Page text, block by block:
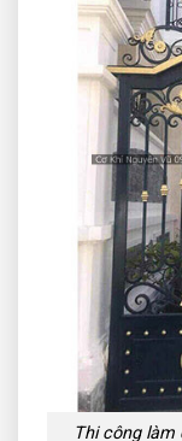
Thi công